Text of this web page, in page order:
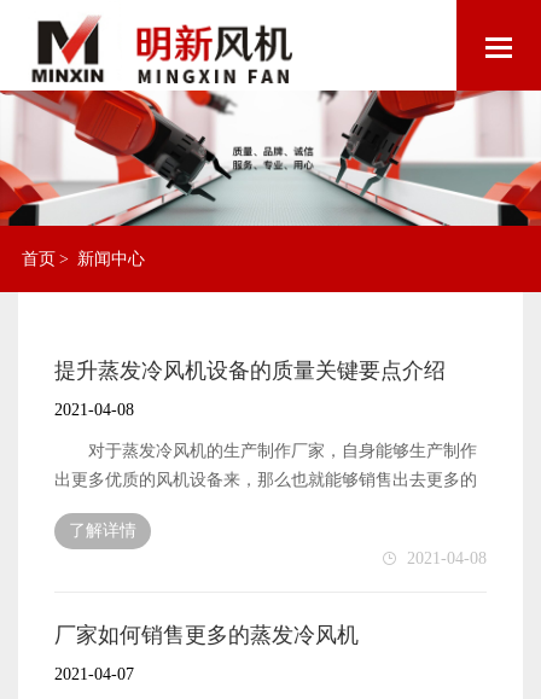
首页 > 新闻中心
提升蒸发冷风机设备的质量关键要点介绍
2021-04-08
对于蒸发冷风机的生产制作厂家，自身能够生产制作
出更多优质的风机设备来，那么也就能够销售出去更多的
风机设备。厂家能够销售出去更多的风机设备，自身的生
产效率也就能够获得更多的经济收入，从而拥有更多的发
展资金了。那么，厂家需要做好哪些工作能够提升风机设
风机的质量想要被厂家提升起来，首先便是需要厂家做好
自身的生产技术也就会越好，厂家的生产技术能够越专业
了解详情
2021-04-08
厂家如何销售更多的蒸发冷风机
2021-04-07